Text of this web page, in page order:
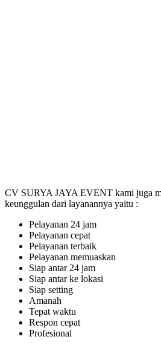
CV SURYA JAYA EVENT kami juga
keunggulan dari layanannya yaitu :
Pelayanan 24 jam
Pelayanan cepat
Pelayanan terbaik
Pelayanan memuaskan
Siap antar 24 jam
Siap antar ke lokasi
Siap setting
Amanah
Tepat waktu
Respon cepat
Profesional